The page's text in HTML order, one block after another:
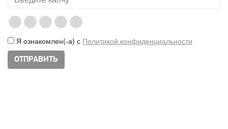
Я ознакомлен(-а) с Политикой конфиденциальности